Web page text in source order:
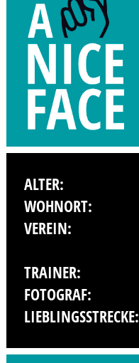
ALTER:
WOHNORT:
VEREIN:
TRAINER:
FOTOGRAF:
LIEBLINGSSTRECKE: